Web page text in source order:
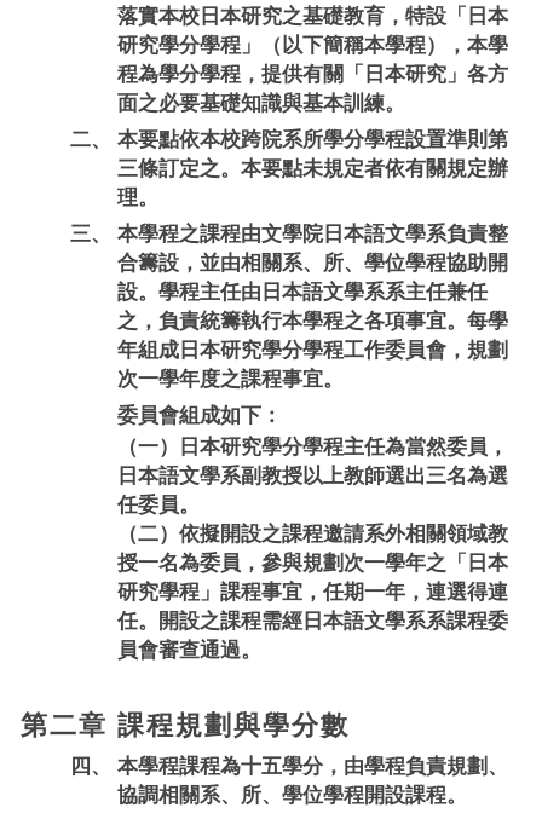
落實本校日本研究之基礎教育，特設「日本
研究學分學程」（以下簡稱本學程），本學
程為學分學程，提供有關「日本研究」各方
面之必要基礎知識與基本訓練。
二、
本要點依本校跨院系所學分學程設置準則第
三條訂定之。本要點未規定者依有關規定辦
理。
三、
本學程之課程由文學院日本語文學系負責整
合籌設，並由相關系、所、學位學程協助開
設。學程主任由日本語文學系系主任兼任
之，負責統籌執行本學程之各項事宜。每學
年組成日本研究學分學程工作委員會，規劃
次一學年度之課程事宜。
委員會組成如下：
（一）日本研究學分學程主任為當然委員，
日本語文學系副教授以上教師選出三名為選
任委員。
（二）依擬開設之課程邀請系外相關領域教
授一名為委員，參與規劃次一學年之「日本
研究學程」課程事宜，任期一年，連選得連
任。開設之課程需經日本語文學系系課程委
員會審查通過。
第二章 課程規劃與學分數
四、
本學程課程為十五學分，由學程負責規劃、
協調相關系、所、學位學程開設課程。